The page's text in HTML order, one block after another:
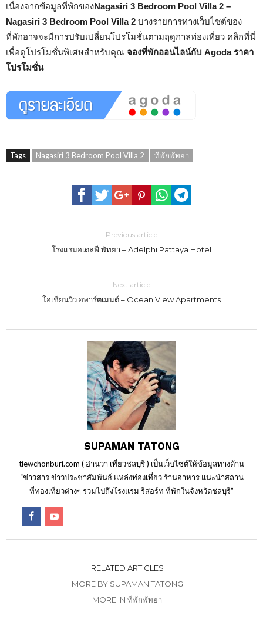
เนื่องจากข้อมูลที่พักของNagasiri 3 Bedroom Pool Villa 2 –
Nagasiri 3 Bedroom Pool Villa 2 บางรายการทางเว็บไซต์ของ
ที่พักอาจจะมีการปรับเปลี่ยนโปรโมชั่นตามฤดูกาลท่องเที่ยว คลิกที่นี่
เพื่อดูโปรโมชั่นพิเศษสำหรับคุณ จองที่พักออนไลน์กับ Agoda ราคา
โปรโมชั่น
Tags Nagasiri 3 Bedroom Pool Villa 2 ที่พักพัทยา
Previous article
โรงแรมอเดลฟี พัทยา – Adelphi Pattaya Hotel
Next article
โอเชียนวิว อพาร์ตเมนต์ – Ocean View Apartments
SUPAMAN TATONG
tiewchonburi.com ( อ่านว่า เที่ยวชลบุรี ) เป็นเว็บไซต์ให้ข้อมูลทางด้าน
“ข่าวสาร ข่าวประชาสัมพันธ์ แหล่งท่องเที่ยว ร้านอาหาร แนะนำสถาน
ที่ท่องเที่ยวต่างๆ รวมไปถึงโรงแรม รีสอร์ท ที่พักในจังหวัดชลบุรี”
RELATED ARTICLES
MORE BY SUPAMAN TATONG
MORE IN ที่พักพัทยา